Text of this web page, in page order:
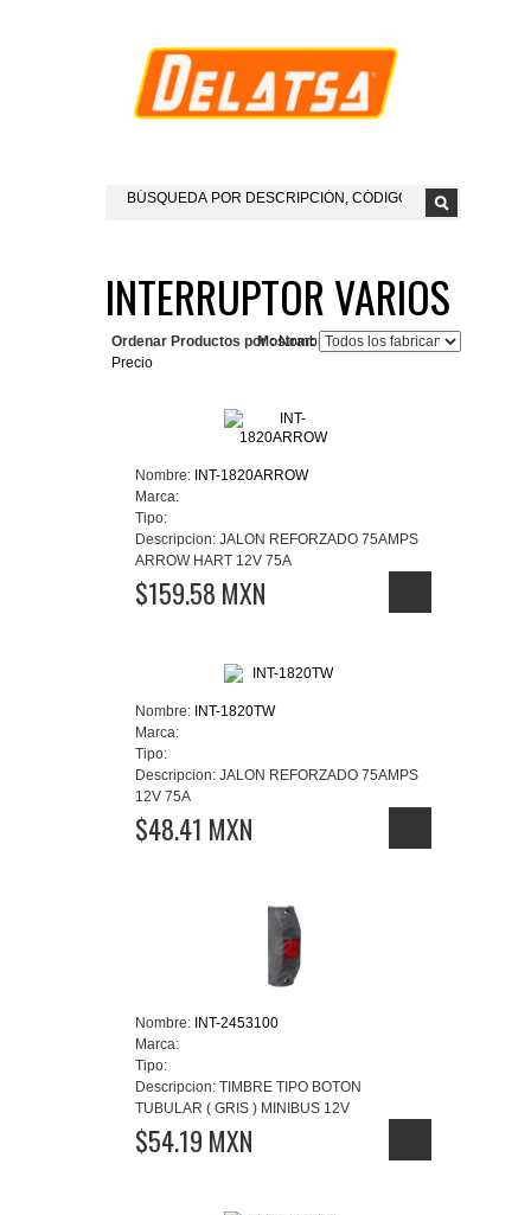
INTERRUPTOR VARIOS
Mostrar:
Ordenar Productos por : Nombre del Producto+
Precio
Nombre: INT-1820ARROW
Marca:
Tipo:
Descripcion: JALON REFORZADO 75AMPS
ARROW HART 12V 75A
$159.58 MXN
Nombre: INT-1820TW
Marca:
Tipo:
Descripcion: JALON REFORZADO 75AMPS
12V 75A
$48.41 MXN
Nombre: INT-2453100
Marca:
Tipo:
Descripcion: TIMBRE TIPO BOTON
TUBULAR ( GRIS ) MINIBUS 12V
$54.19 MXN